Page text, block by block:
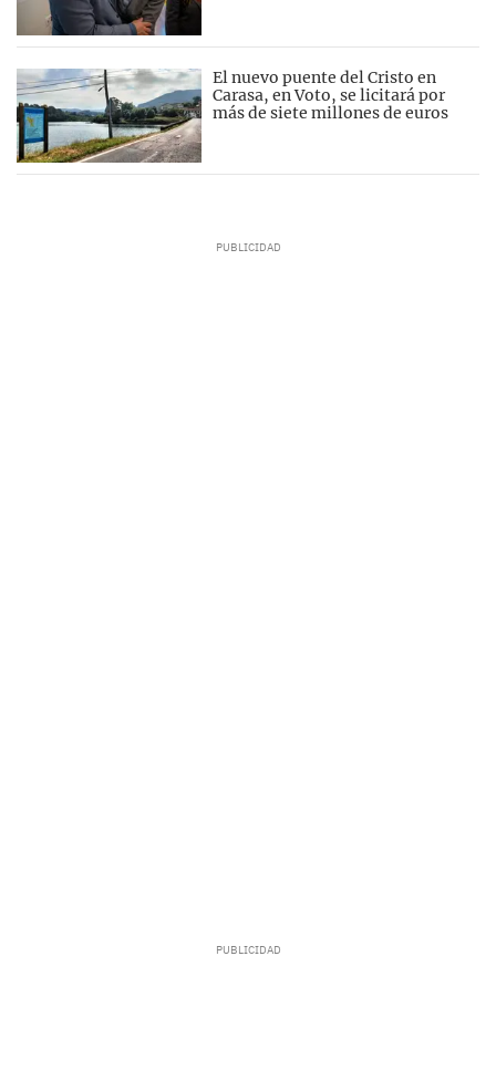
El nuevo puente del Cristo en
Carasa, en Voto, se licitará por
más de siete millones de euros